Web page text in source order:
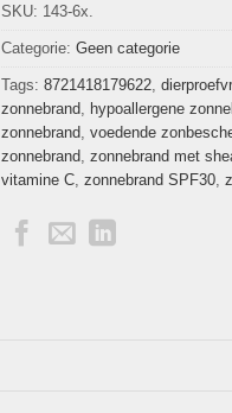
SKU: 143-6x.
Categorie: Geen categorie
Tags: 8721418179622,
zonnebrand
hypoallergene
zonnebrand voedende
zonnebrand zonnebrand met
vitamine C, zonnebrand SPF30,